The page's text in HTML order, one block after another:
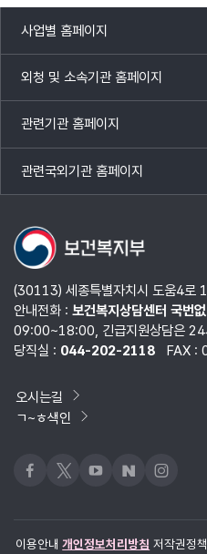
사업별 홈페이지
목록
열기
외청 및 소속기관 홈페이지
목록
열기
관련기관 홈페이지
목록
열기
관련국외기관 홈페이지
목록
열기
(30113) 세종특별자치시 도움4로
안내전화 : 보건복지상담센터 국번
09:00~18:00, 긴급지원상담은 24
당직실 : 044-202-2118 FAX :
오시는길
ㄱ~ㅎ색인
페이스북
x 유튜브네이버블로그
인스타
이용안내 개인정보처리방침 저작권정책